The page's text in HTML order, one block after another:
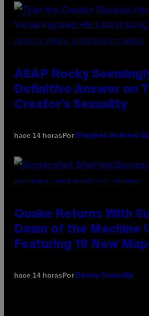
PHOTO BY MONICA SCHIPPER/GETTY IMAGES
ASAP Rocky
Definitive Answer on
Creator’s Sexuality
hace 14 horasPor Stephen Andrew
SCREENSHOT: MACHINEGAMES/ID SOFTWARE
Quake Returns With
Dawn of the Machine
Featuring 19 New
hace 14 horasPor Denny Connolly